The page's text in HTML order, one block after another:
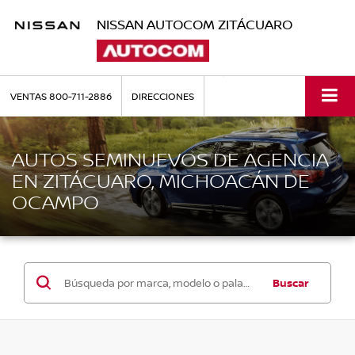
NISSAN AUTOCOM ZITÁCUARO
VENTAS800-711-2886 DIRECCIONES
AUTOS SEMINUEVOS DE AGENCIA
EN ZITÁCUARO, MICHOACÁN DE
OCAMPO
Buscar